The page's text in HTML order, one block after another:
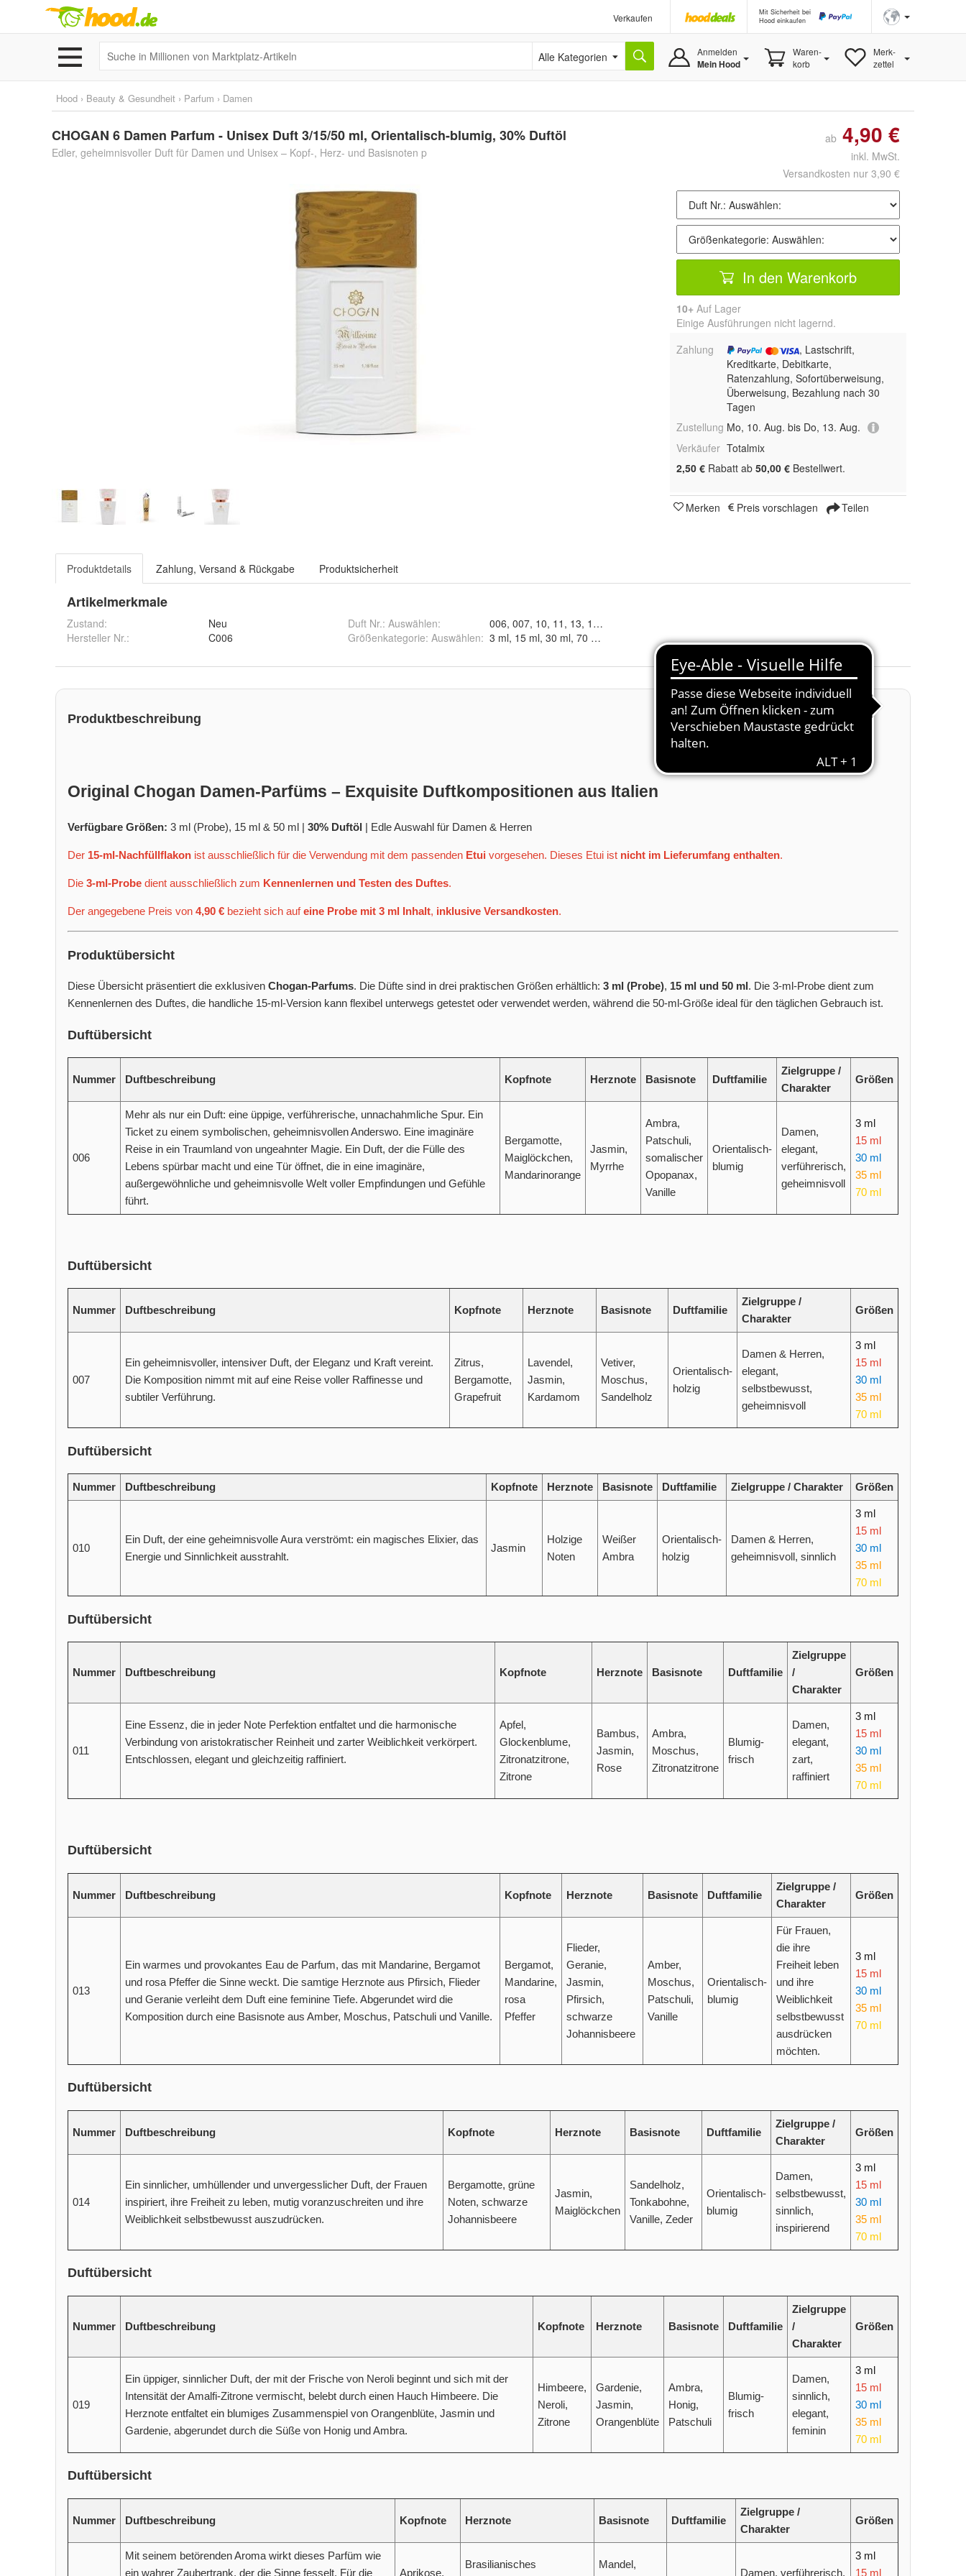
Verkaufen
Mit Sicherheit bei
Hood einkaufen
Alle Kategorien Anmelden
Mein Hood
Waren-
korb
Merk-
zettel
Hood › Beauty & Gesundheit › Parfum › Damen
CHOGAN 6 Damen Parfum - Unisex Duft 3/15/50 ml, Orientalisch-blumig, 30% Duftöl
Edler, geheimnisvoller Duft für Damen und Unisex – Kopf-, Herz- und Basisnoten p
ab 4,90 €
inkl. MwSt.
Versandkosten nur 3,90 €
In den Warenkorb
10+ Auf Lager
Einige Ausführungen nicht lagernd.
Zahlung
, Lastschrift,
Kreditkarte, Debitkarte,
Ratenzahlung, Sofortüberweisung,
Überweisung, Bezahlung nach 30
Tagen
Zustellung Mo, 10. Aug. bis Do, 13. Aug.
Verkäufer Totalmix
2,50 € Rabatt ab 50,00 € Bestellwert.
Merken Preis vorschlagen Teilen
Produktdetails Zahlung, Versand & Rückgabe Produktsicherheit
Artikelmerkmale
Zustand:
Neu
Hersteller Nr.:
C006
Duft Nr.: Auswählen:
006, 007, 10, 11, 13, 14, 19, 23, 24, 25, 26, 27, 28, 29, 39, 40, 41, 42, 43, 47, 49, 51, 53, 55, 56, 57,
Größenkategorie: Auswählen: